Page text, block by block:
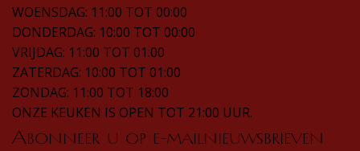
WOENSDAG: 11:00 TOT 00:00
DONDERDAG: 10:00 TOT 00:00
VRIJDAG: 11:00 TOT 01:00
ZATERDAG: 10:00 TOT 01:00
ZONDAG: 11:00 TOT 18:00
ONZE KEUKEN IS OPEN TOT 21:00 UUR.
Abonneer u op e-mailnieuwsbrieven